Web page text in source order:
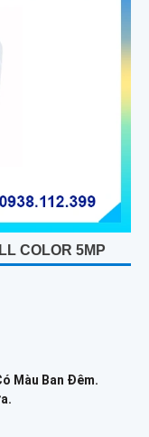
COLOR 5MP
Màu Ban Ðêm.